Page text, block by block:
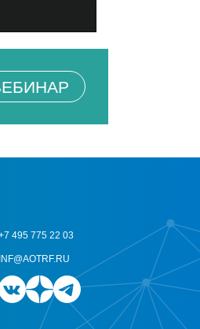
495 775 22 03
INF@AOTRF.RU